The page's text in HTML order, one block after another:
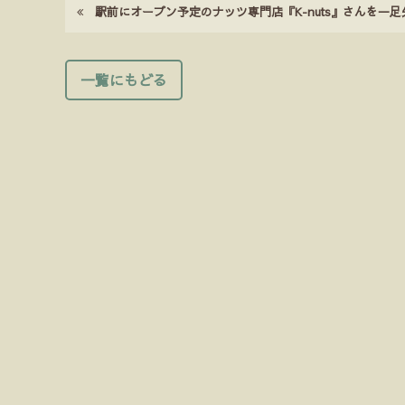
駅前にオープン予定のナッツ専門店『K-nuts』さんを一足
一覧にもどる